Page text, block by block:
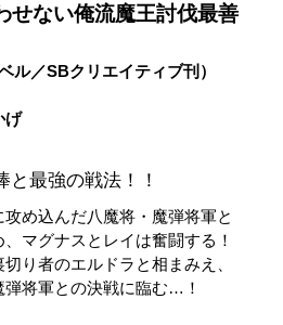
せない俺流魔王討伐最善
ル／SBクリエイティブ刊）
げ
最強の戦法！！
め込んだ八魔将・魔弾将軍と
マグナスとレイは奮闘する！
り者のエルドラと相まみえ、
将軍との決戦に臨む…！